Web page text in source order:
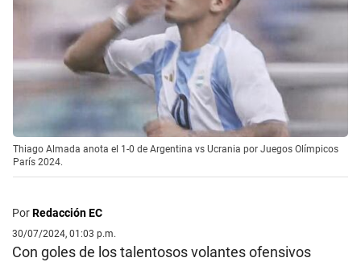
Thiago Almada anota el 1-0 de Argentina vs Ucrania por Juegos Olímpicos
París 2024.
PorRedacción EC
30/07/2024, 01:03 p.m.
Con goles de los talentosos volantes ofensivos